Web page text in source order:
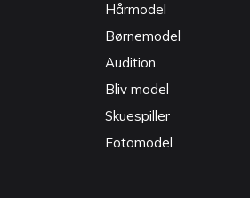
Hårmodel
Børnemodel
Audition
Bliv model
Skuespiller
Fotomodel